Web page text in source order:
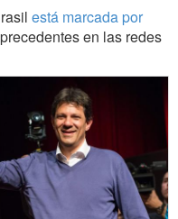
está marcada por
en las redes